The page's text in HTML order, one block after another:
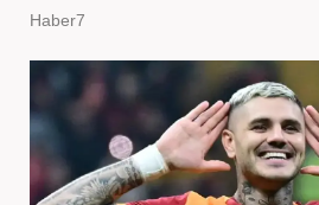
Haber7